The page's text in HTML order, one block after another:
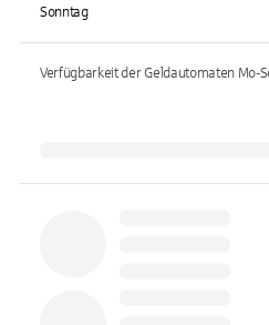
Sonntag
Verfügbarkeit der Geldautomaten Mo-